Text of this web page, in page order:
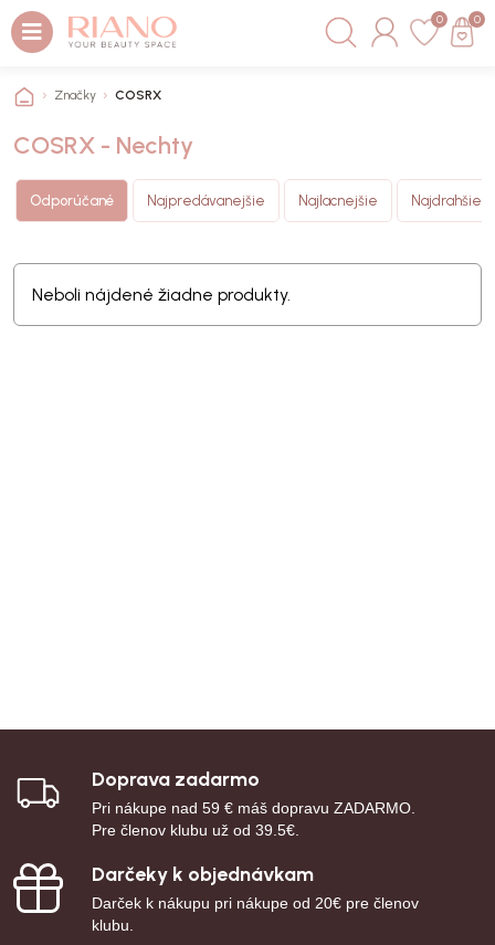
0 0
Značky COSRX
COSRX - Nechty
Odporúčané Najpredávanejšie Najlacnejšie Najdrahšie
Neboli nájdené žiadne produkty.
Doprava zadarmo
Pri nákupe nad 59 € máš dopravu ZADARMO.
Pre členov klubu už od 39.5€.
Darčeky k objednávkam
Darček k nákupu pri nákupe od 20€ pre členov
klubu.